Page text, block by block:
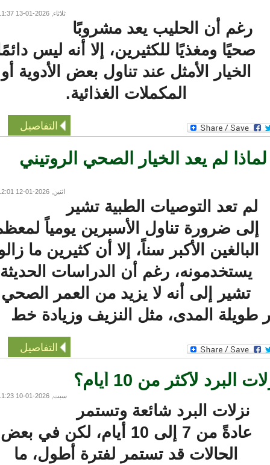
ثلاثاء, 2026-01-13 11:37
رغم أن الحليب يعد مشروبًا
صحيًا ومغذيًا للكثيرين، إلا أنه ليس دائمًا
الخيار الأمثل عند تناول بعض الأدوية أو
المكملات الغذائية.
التفاصيل
لم يعد الخيار الصحي الروتيني
اثنين, 2026-01-12 12:01
تعد التوصيات الطبية تشير
ضرورة تناول الأسبرين يومياً لمعظم
الأكبر سناً، إلا أن كثيرين ما زالوا
يستخدمونه، رغم أن الدراسات الحديثة
تشير إلى أنه لا يزيد من العمر الصحي
المدى، مثل النزيف وزيادة خط
التفاصيل
لأكثر من 10 أيام؟
سبت, 2026-01-10 11:23
نزلات البرد شائعة وتستمر
عادةً من 7 إلى 10 أيام، لكن في بعض
الحالات قد تستمر لفترة أطول، ما